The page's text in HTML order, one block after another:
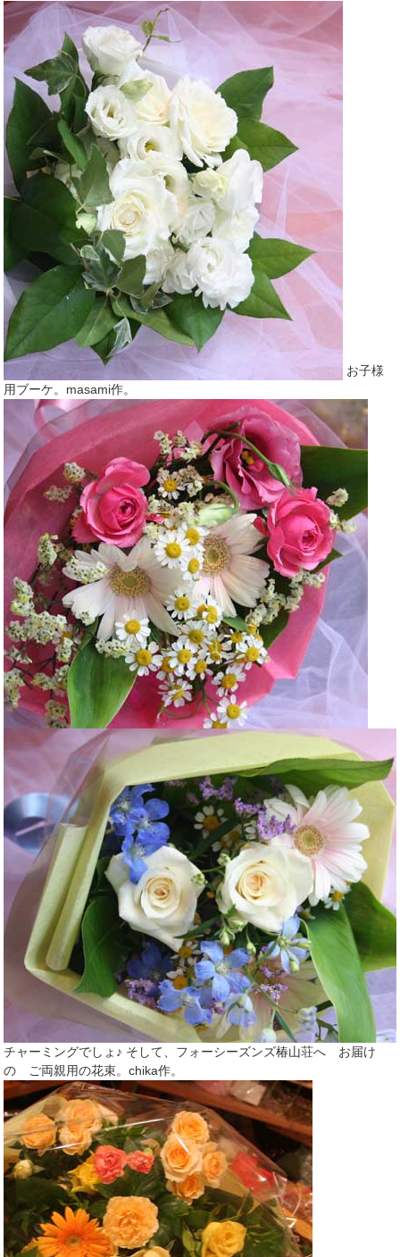
お子様
用ブーケ。masami作。
チャーミングでしょ♪ そして、フォーシーズンズ椿山荘へ お届け
の ご両親用の花束。chika作。